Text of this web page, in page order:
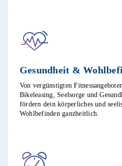
Gesundheit &
Von vergünstigten
Bikeleasing, Seelsorge und
fördern dein körperliches und
Wohlbefinden ganzheitlich.​